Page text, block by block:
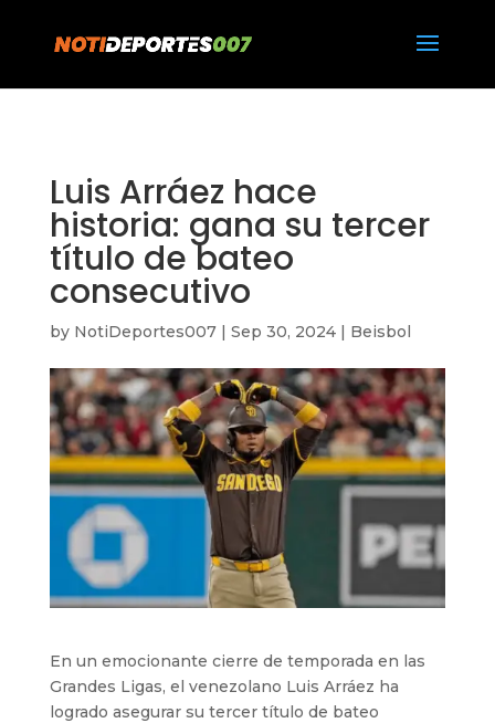
Luis Arráez hace
historia: gana su tercer
título de bateo
consecutivo
by NotiDeportes007| Sep 30, 2024| Beisbol
En un emocionante cierre de temporada en las
Grandes Ligas, el venezolano Luis Arráez ha
logrado asegurar su tercer título de bateo